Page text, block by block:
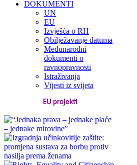
UN
EU
Izvješća o RH
Obilježavanje datuma
Međunarodni
dokumenti o
ravnopravnosti
Istraživanja
Vijesti iz svijeta
EU projekti